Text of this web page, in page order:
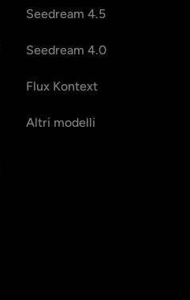
Seedream 4.5
Seedream 4.0
Flux Kontext
Altri modelli